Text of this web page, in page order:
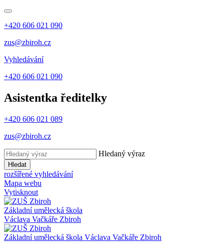
+420 606 021 090
zus@zbiroh.cz
Vyhledávání
+420 606 021 090
Asistentka ředitelky
+420 606 021 089
zus@zbiroh.cz
Hledaný výraz
Hledat
rozšířené vyhledávání
Mapa webu
Vytisknout
Základní umělecká škola
Václava Vačkáře Zbiroh
Základní umělecká škola Václava Vačkáře Zbiroh